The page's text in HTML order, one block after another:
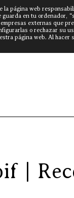
FISTERRA BOVINE
|
página web
en tu ordenador,
externas que
o rechazar su
página web. Al hacer